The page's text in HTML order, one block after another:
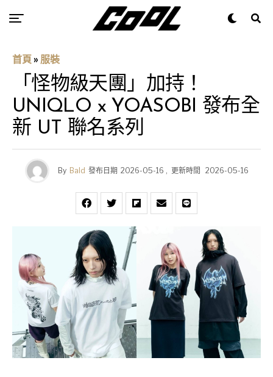
首頁 » 服裝
「怪物級天團」加持！
UNIQLO x YOASOBI 發布全
新 UT 聯名系列
By Bald 發布日期 2026-05-16 , 更新時間 2026-05-16